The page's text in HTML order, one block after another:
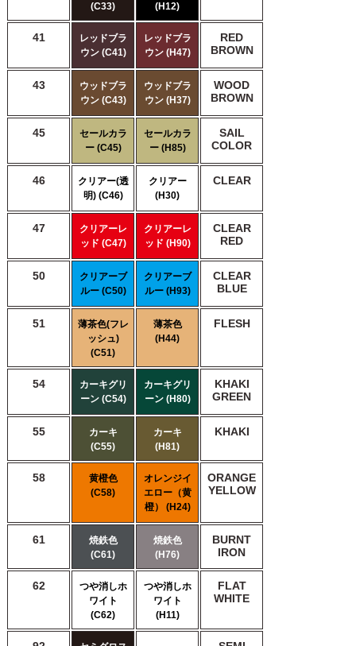
(C33)
(H12)
41
レッドブラ
ウン (C41)
レッドブラ
ウン (H47)
RED
BROWN
43
ウッドブラ
ウン (C43)
ウッドブラ
ウン (H37)
WOOD
BROWN
45
セールカラ
ー (C45)
セールカラ
ー (H85)
SAIL
COLOR
46
クリアー(透
明) (C46)
クリアー
(H30)
CLEAR
47
クリアーレ
ッド (C47)
クリアーレ
ッド (H90)
CLEAR
RED
50
クリアーブ
ルー (C50)
クリアーブ
ルー (H93)
CLEAR
BLUE
51
薄茶色(フレ
ッシュ)
(C51)
薄茶色
(H44)
FLESH
54
カーキグリ
ーン (C54)
カーキグリ
ーン (H80)
KHAKI
GREEN
55
カーキ
(C55)
カーキ
(H81)
KHAKI
58
黄橙色
(C58)
オレンジイ
エロー（黄
橙） (H24)
ORANGE
YELLOW
61
焼鉄色
(C61)
焼鉄色
(H76)
BURNT
IRON
62
つや消しホ
ワイト
(C62)
つや消しホ
ワイト
(H11)
FLAT
WHITE